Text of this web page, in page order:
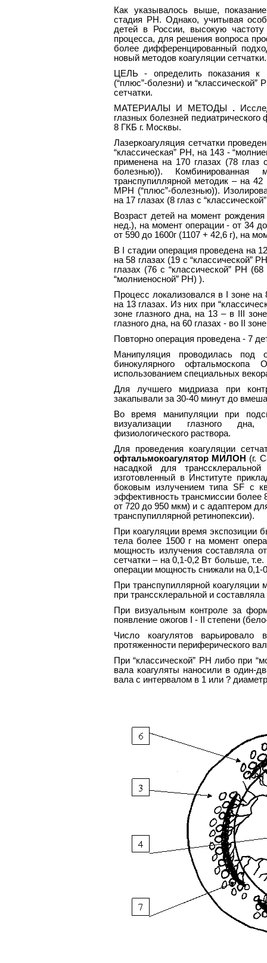
Как указывалось выше,
стадия РН. Однако, учитывая
детей в России, высокую
процесса, для решения вопроса
более дифференцированный
новый методов коагуляции сетчатки.
ЦЕЛЬ - определить показания к
(“плюс”-болезни) и
сетчатки.
МАТЕРИАЛЫ И МЕТОДЫ .
глазных болезней
8 ГКБ г. Москвы.
Лазеркоагуляция сетчатки
“классическая” РН, на 143 -
применена на 170 глазах (78
болезнью)). Комбинированная
транспупиллярной методик – на 42
МРН (“плюс”-болезнью)).
на 17 глазах (8 глаз с
Возраст детей на момент
нед.), на момент операции - от 34
от 590 до 1600г (1107 + 42,6 г), на
В I стадии операция проведена на
на 58 глазах (19 с “классической”
глазах (76 с “классической” РН
“молниеносной” РН) ).
Процесс локализовался в I зоне на
на 13 глазах. Из них при
зоне глазного дна, на 13 – в III
глазного дна, на 60 глазах - во II
Повторно операция проведена - 7
Манипуляция проводилась под
бинокулярного
использованием специальных
Для лучшего мидриаза при
закапывали за 30-40 минут до
Во время манипуляции при
визуализации глазного дна,
физиологического раствора.
Для проведения коагуляции
офтальмокоагулятор МИЛОН (г.
насадкой для
изготовленный в Институте
боковым излучением типа SF с
эффективность трансмиссии более
от 720 до 950 мкм) и с адаптером
транспупиллярной ретинопексии).
При коагуляции время экспозиции
тела более 1500 г на момент
мощность излучения составляла
сетчатки – на 0,1-0,2 Вт больше,
операции мощность снижали на 0,1-
При транспупиллярной
при транссклеральной и
При визуальным контроле за
появление ожогов I - II степени
Число коагулятов
протяженности периферического
При “классической” РН либо при
вала коагуляты наносили в один-
вала с интервалом в 1 или ?